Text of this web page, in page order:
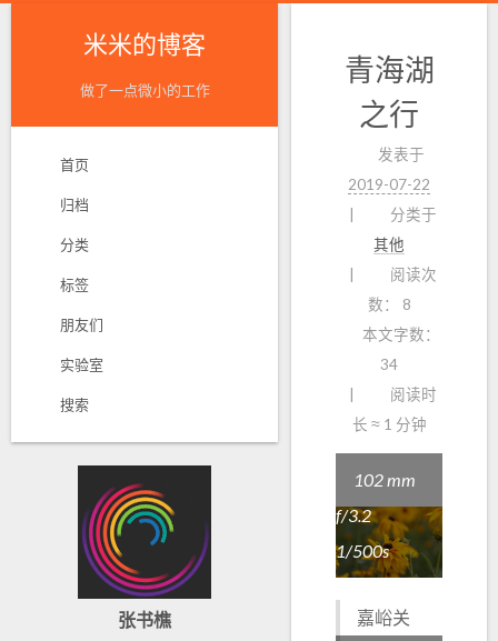
米米的博客
做了一点微小的工作
首页
归档
分类
标签
朋友们
实验室
搜索
张书樵
青海湖
之行
发表于
2019-07-22
分类于
其他
阅读次
数：
8
本文字数：
34
阅读时
长 ≈ 1 分钟
102 mm
f/3.2
1/500s
嘉峪关